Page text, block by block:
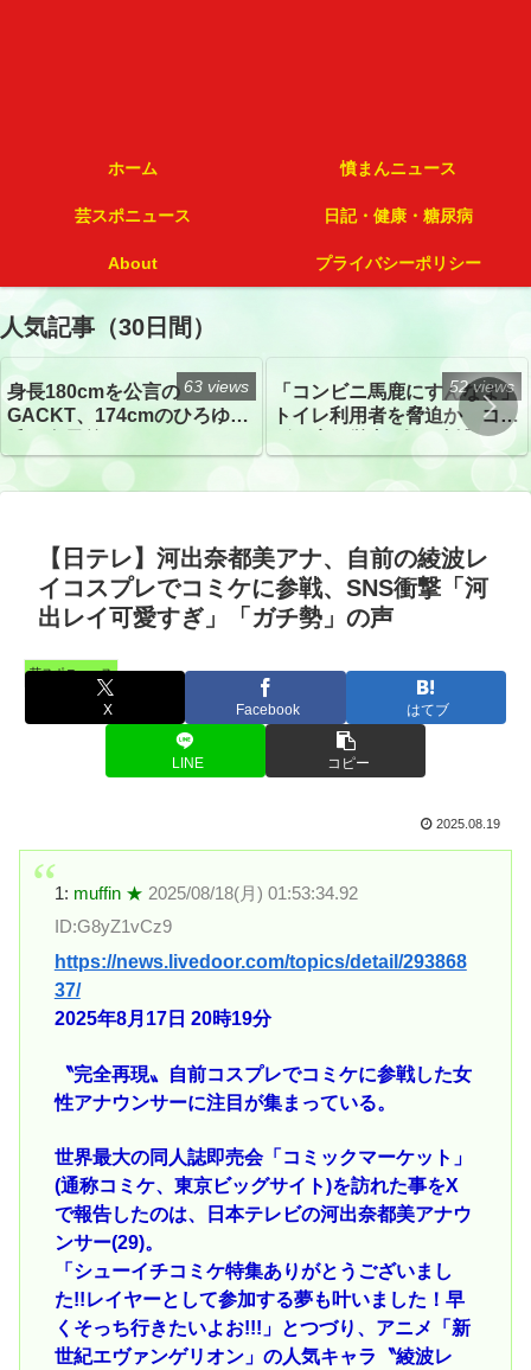
ホーム 憤まんニュース
芸スポニュース 日記・健康・糖尿病
About プライバシーポリシー
人気記事（30日間）
身長180cmを公言の
GACKT、174cmのひろゆき
トざわつき イベントでの写
真が話題
63 views
「コンビニ馬鹿にすんなよ」
トイレ利用者を脅迫か コン
52 views
【日テレ】河出奈都美アナ、自前の綾波レ
イコスプレでコミケに参戦、SNS衝撃「河
出レイ可愛すぎ」「ガチ勢」の声
芸スポニュース
X Facebook はてブ
LINE コピー
2025.08.19
1: muffin ★ 2025/08/18(月) 01:53:34.92
ID:G8yZ1vCz9
https://news.livedoor.com/topics/detail/293868
37/
2025年8月17日 20時19分
〝完全再現〟自前コスプレでコミケに参戦した女
性アナウンサーに注目が集まっている。
世界最大の同人誌即売会「コミックマーケット」
(通称コミケ、東京ビッグサイト)を訪れた事をX
で報告したのは、日本テレビの河出奈都美アナウ
ンサー(29)。
「シューイチコミケ特集ありがとうございまし
た!!レイヤーとして参加する夢も叶いました！早
くそっち行きたいよお!!!」とつづり、アニメ「新
世紀エヴァンゲリオン」の人気キャラ〝綾波レ